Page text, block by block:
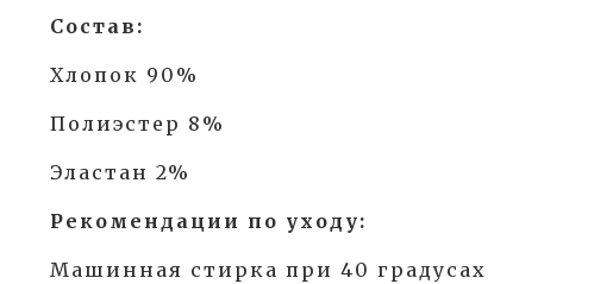
Состав:
Хлопок 90%
Полиэстер 8%
Эластан 2%
Рекомендации по уходу:
Машинная стирка при 40 градусах